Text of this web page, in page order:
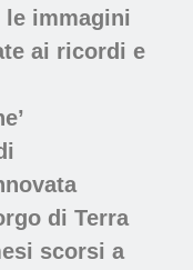
immagini
ai ricordi e
di Terra
scorsi a